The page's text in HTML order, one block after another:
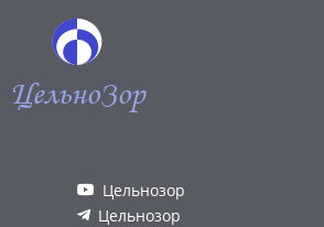
ЦельноЗор
Цельнозор
Цельнозор